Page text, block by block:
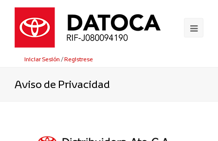
Iniciar Sesión/Registrese
Aviso de Privacidad